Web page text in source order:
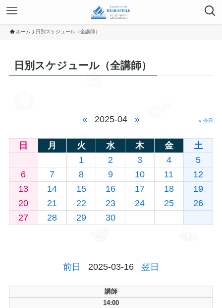
ホーム 日別スケジュール（全講師）
日別スケジュール（全講師）
« 2025-04 » » 今日
日 月 火 水 木 金
土
1
2 3 4
5
6
7 8 9 10 11
12
13
14 15 16 17 18
19
20
21 22 23 24 25
26
27
28 29 30
前日 2025-03-16 翌日
講師
14:00